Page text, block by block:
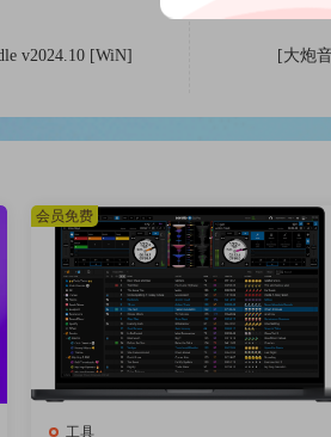
sorted according to artist, album title
have the time and energy to take care
same time. This way you can accept
v2024.10 [WiN]
[大炮
工具
会员免费